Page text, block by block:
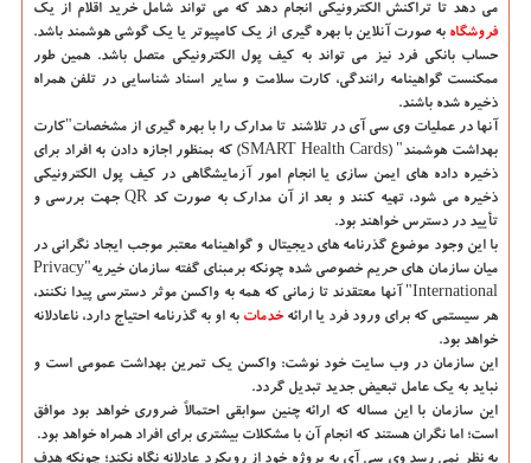
می دهد تا تراکنش الکترونیکی انجام دهد که می تواند شامل خرید اقلام از یک
فروشگاه به صورت آنلاین با بهره گیری از یک کامپیوتر یا یک گوشی هوشمند باشد.
حساب بانکی فرد نیز می تواند به کیف پول الکترونیکی متصل باشد. همین طور
ممکنست گواهینامه رانندگی، کارت سلامت و سایر اسناد شناسایی در تلفن همراه
ذخیره شده باشند.
آنها در عملیات وی سی آی در تلاشند تا مدارک را با بهره گیری از مشخصات"کارت
بهداشت هوشمند" (SMART Health Cards) که بمنظور اجازه دادن به افراد برای
ذخیره داده های ایمن سازی یا انجام امور آزمایشگاهی در کیف پول الکترونیکی
ذخیره می شود، تهیه کنند و بعد از آن مدارک به صورت کد QR جهت بررسی و
تأیید در دسترس خواهند بود.
با این وجود موضوع گذرنامه های دیجیتال و گواهینامه معتبر موجب ایجاد نگرانی در
میان سازمان های حریم خصوصی شده چونکه برمبنای گفته سازمان خیریه"Privacy
International" آنها معتقدند تا زمانی که همه به واکسن موثر دسترسی پیدا نکنند،
هر سیستمی که برای ورود فرد یا ارائه خدمات به او به گذرنامه احتیاج دارد، ناعادلانه
خواهد بود.
این سازمان در وب سایت خود نوشت: واکسن یک تمرین بهداشت عمومی است و
نباید به یک عامل تبعیض جدید تبدیل گردد.
این سازمان با این مساله که ارائه چنین سوابقی احتمالاً ضروری خواهد بود موافق
است؛ اما نگران هستند که انجام آن با مشکلات بیشتری برای افراد همراه خواهد بود.
به نظر نمی رسد وی سی آی به پروژه خود از رویکرد عادلانه نگاه نکند؛ چونکه هدف